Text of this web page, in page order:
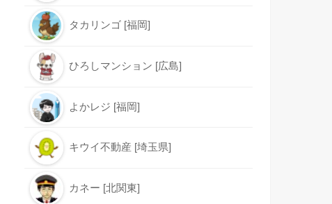
タカリンゴ [福岡]
ひろしマンション [広島]
よかレジ [福岡]
キウイ不動産 [埼玉県]
カネー [北関東]